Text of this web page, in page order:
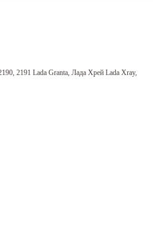
2191 Lada Granta, Лада Хрей Lada Xray,